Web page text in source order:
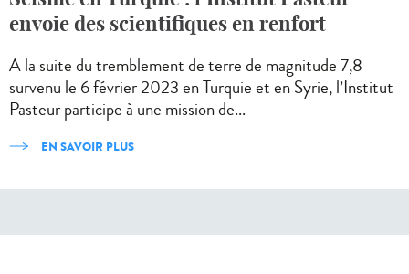
envoie des scientifiques en renfort
A la suite du tremblement de terre de magnitude 7,8
survenu le 6 février 2023 en Turquie et en Syrie, l’Institut
Pasteur participe à une mission de...
EN SAVOIR PLUS